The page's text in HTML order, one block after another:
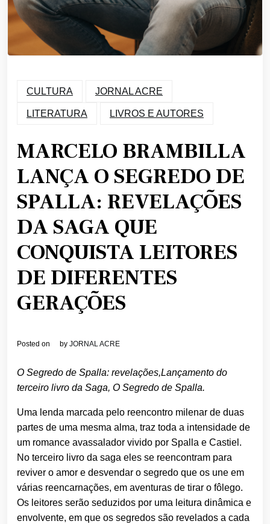
CULTURA JORNAL ACRE
LITERATURA LIVROS E AUTORES
MARCELO BRAMBILLA
LANÇA O SEGREDO DE
SPALLA: REVELAÇÕES
DA SAGA QUE
CONQUISTA LEITORES
DE DIFERENTES
GERAÇÕES
Posted on by JORNAL ACRE
O Segredo de Spalla: revelações,Lançamento do
terceiro livro da Saga, O Segredo de Spalla.
Uma lenda marcada pelo reencontro milenar de duas
partes de uma mesma alma, traz toda a intensidade de
um romance avassalador vivido por Spalla e Castiel.
No terceiro livro da saga eles se reencontram para
reviver o amor e desvendar o segredo que os une em
várias reencarnações, em aventuras de tirar o fôlego.
Os leitores serão seduzidos por uma leitura dinâmica e
envolvente, em que os segredos são revelados a cada